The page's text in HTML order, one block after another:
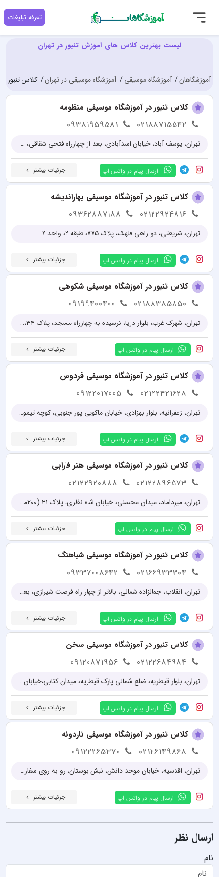
تعرفه تبلیغات
لیست بهترین کلاس های آموزش تنبور در تهران
آموزشگاهان آموزشگاه موسیقی آموزشگاه موسیقی در تهران کلاس تنبور
کلاس تنبور در آموزشگاه موسیقی منظومه
02188715542
09381959581
تهران، یوسف آباد، خیابان اسدآبادی، بعد از چهارراه فتحی شقاقی، پلاک 25 و 27
ارسال پیام در واتس اپ جزئیات بیشتر
کلاس تنبور در آموزشگاه موسیقی بهاراندیشه
02122924816
09362887188
تهران، شريعتی، دو راهی قلهک، پلاک 775، طبقه 2، واحد 7
ارسال پیام در واتس اپ جزئیات بیشتر
کلاس تنبور در آموزشگاه موسیقی شکوهی
02188385850
09199400400
تهران، شهرک غرب، بلوار دریا، نرسیده به چهارراه مسجد، پلاک ۳۴، طبقه دوم
ارسال پیام در واتس اپ جزئیات بیشتر
کلاس تنبور در آموزشگاه موسیقی فردوس
02122421628
09122017005
تهران، زعفرانیه، بلوار بهزادی، خیابان ماکویی پور جنوبی، کوچه تیموریان، کوچه سوداچی، پلاک ۶، واحد ۳
ارسال پیام در واتس اپ جزئیات بیشتر
کلاس تنبور در آموزشگاه موسیقی هنر فارابی
02122896573
02122920888
تهران، میرداماد، میدان محسنی، خیابان شاه نظری، پلاک ۳۱ (۲۰۰متر پایین تر از میدان محسنی بین کوچه نازآفرین و ابن سینا)، طبقه سوم
ارسال پیام در واتس اپ جزئیات بیشتر
کلاس تنبور در آموزشگاه موسیقی شباهنگ
02166933304
09337008642
تهران، انقلاب، جمالزاده شمالی، بالاتر از چهار راه فرصت شیرازی، بعد از کوچه زند، پلاک 270، طبقه 2
ارسال پیام در واتس اپ جزئیات بیشتر
کلاس تنبور در آموزشگاه موسیقی سخن
02122684984
09120871956
تهران، بلوار قيطريه، ضلع شمالی پارک قیطریه، میدان کتابی،خیابان حدادنژاد، کوچه اتحاد، پلاک ۲، واحد ۹
ارسال پیام در واتس اپ جزئیات بیشتر
کلاس تنبور در آموزشگاه موسیقی ناردونه
02126149868
09122265370
تهران، اقدسیه، خیابان موحد دانش، نبش بوستان، رو به روی سفارت چین، پلاک 66، واحد 5
ارسال پیام در واتس اپ جزئیات بیشتر
ارسال نظر
نام